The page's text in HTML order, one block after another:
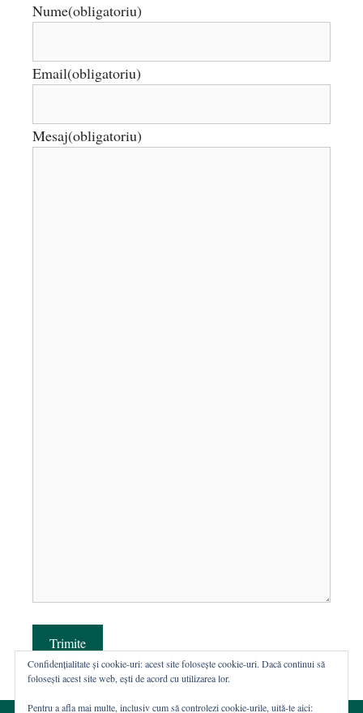
Nume(obligatoriu)
Email(obligatoriu)
Mesaj(obligatoriu)
Trimite
Confidențialitate și cookie-uri: acest site folosește cookie-uri. Dacă continui să
folosești acest site web, ești de acord cu utilizarea lor.
Pentru a afla mai multe, inclusiv cum să controlezi cookie-urile, uită-te aici: